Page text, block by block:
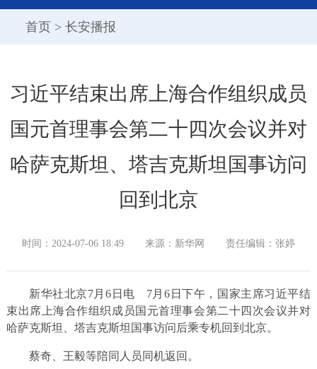
首页 > 长安播报
习近平结束出席上海合作组织成员
国元首理事会第二十四次会议并对
哈萨克斯坦、塔吉克斯坦国事访问
回到北京
时间：2024-07-06 18:49 来源：新华网 责任编辑：张婷
新华社北京7月6日电 7月6日下午，国家主席习近平结
束出席上海合作组织成员国元首理事会第二十四次会议并对
哈萨克斯坦、塔吉克斯坦国事访问后乘专机回到北京。
蔡奇、王毅等陪同人员同机返回。